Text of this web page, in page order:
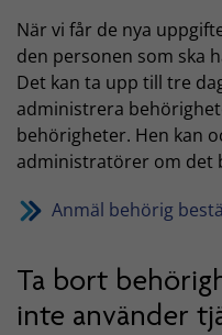
När vi får de nya
den personen som ska
Det kan ta upp till tre
administrera
behörigheter. Hen kan
administratörer om det
Anmäl behörig
Ta bort
inte använder